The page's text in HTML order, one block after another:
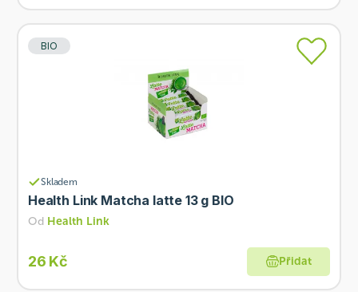
BIO
Skladem
Health Link Matcha latte 13 g BIO
Od Health Link
26 Kč Přidat